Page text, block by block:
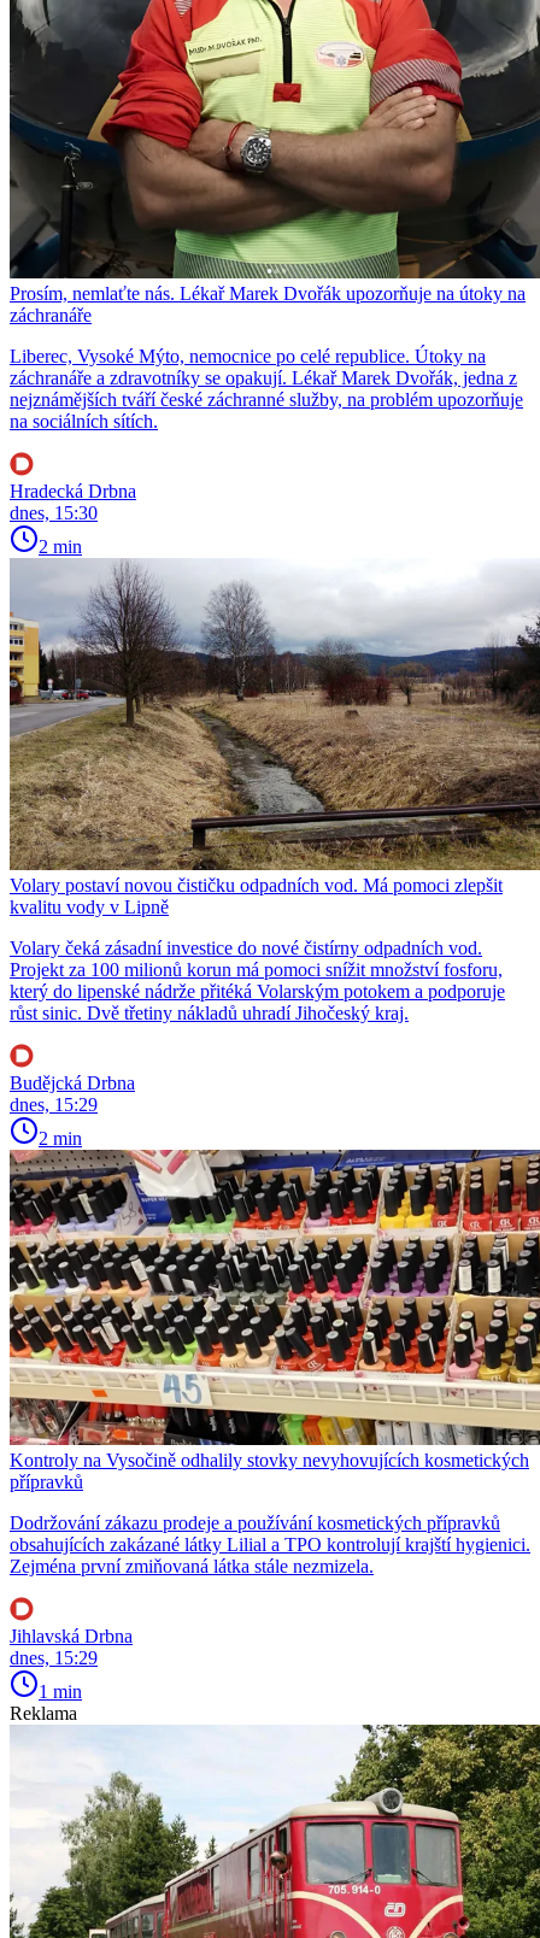
Prosím, nemlaťte nás. Lékař Marek Dvořák upozorňuje na útoky na
záchranáře
Liberec, Vysoké Mýto, nemocnice po celé republice. Útoky na
záchranáře a zdravotníky se opakují. Lékař Marek Dvořák, jedna z
nejznámějších tváří české záchranné služby, na problém upozorňuje
na sociálních sítích.
Hradecká Drbna
dnes, 15:30
2 min
Volary postaví novou čističku odpadních vod. Má pomoci zlepšit
kvalitu vody v Lipně
Volary čeká zásadní investice do nové čistírny odpadních vod.
Projekt za 100 milionů korun má pomoci snížit množství fosforu,
který do lipenské nádrže přitéká Volarským potokem a podporuje
růst sinic. Dvě třetiny nákladů uhradí Jihočeský kraj.
Budějcká Drbna
dnes, 15:29
2 min
Kontroly na Vysočině odhalily stovky nevyhovujících kosmetických
přípravků
Dodržování zákazu prodeje a používání kosmetických přípravků
obsahujících zakázané látky Lilial a TPO kontrolují krajští hygienici.
Zejména první zmiňovaná látka stále nezmizela.
Jihlavská Drbna
dnes, 15:29
1 min
Reklama